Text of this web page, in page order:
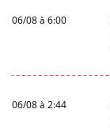
06/08 à 6:00
06/08 à 2:44